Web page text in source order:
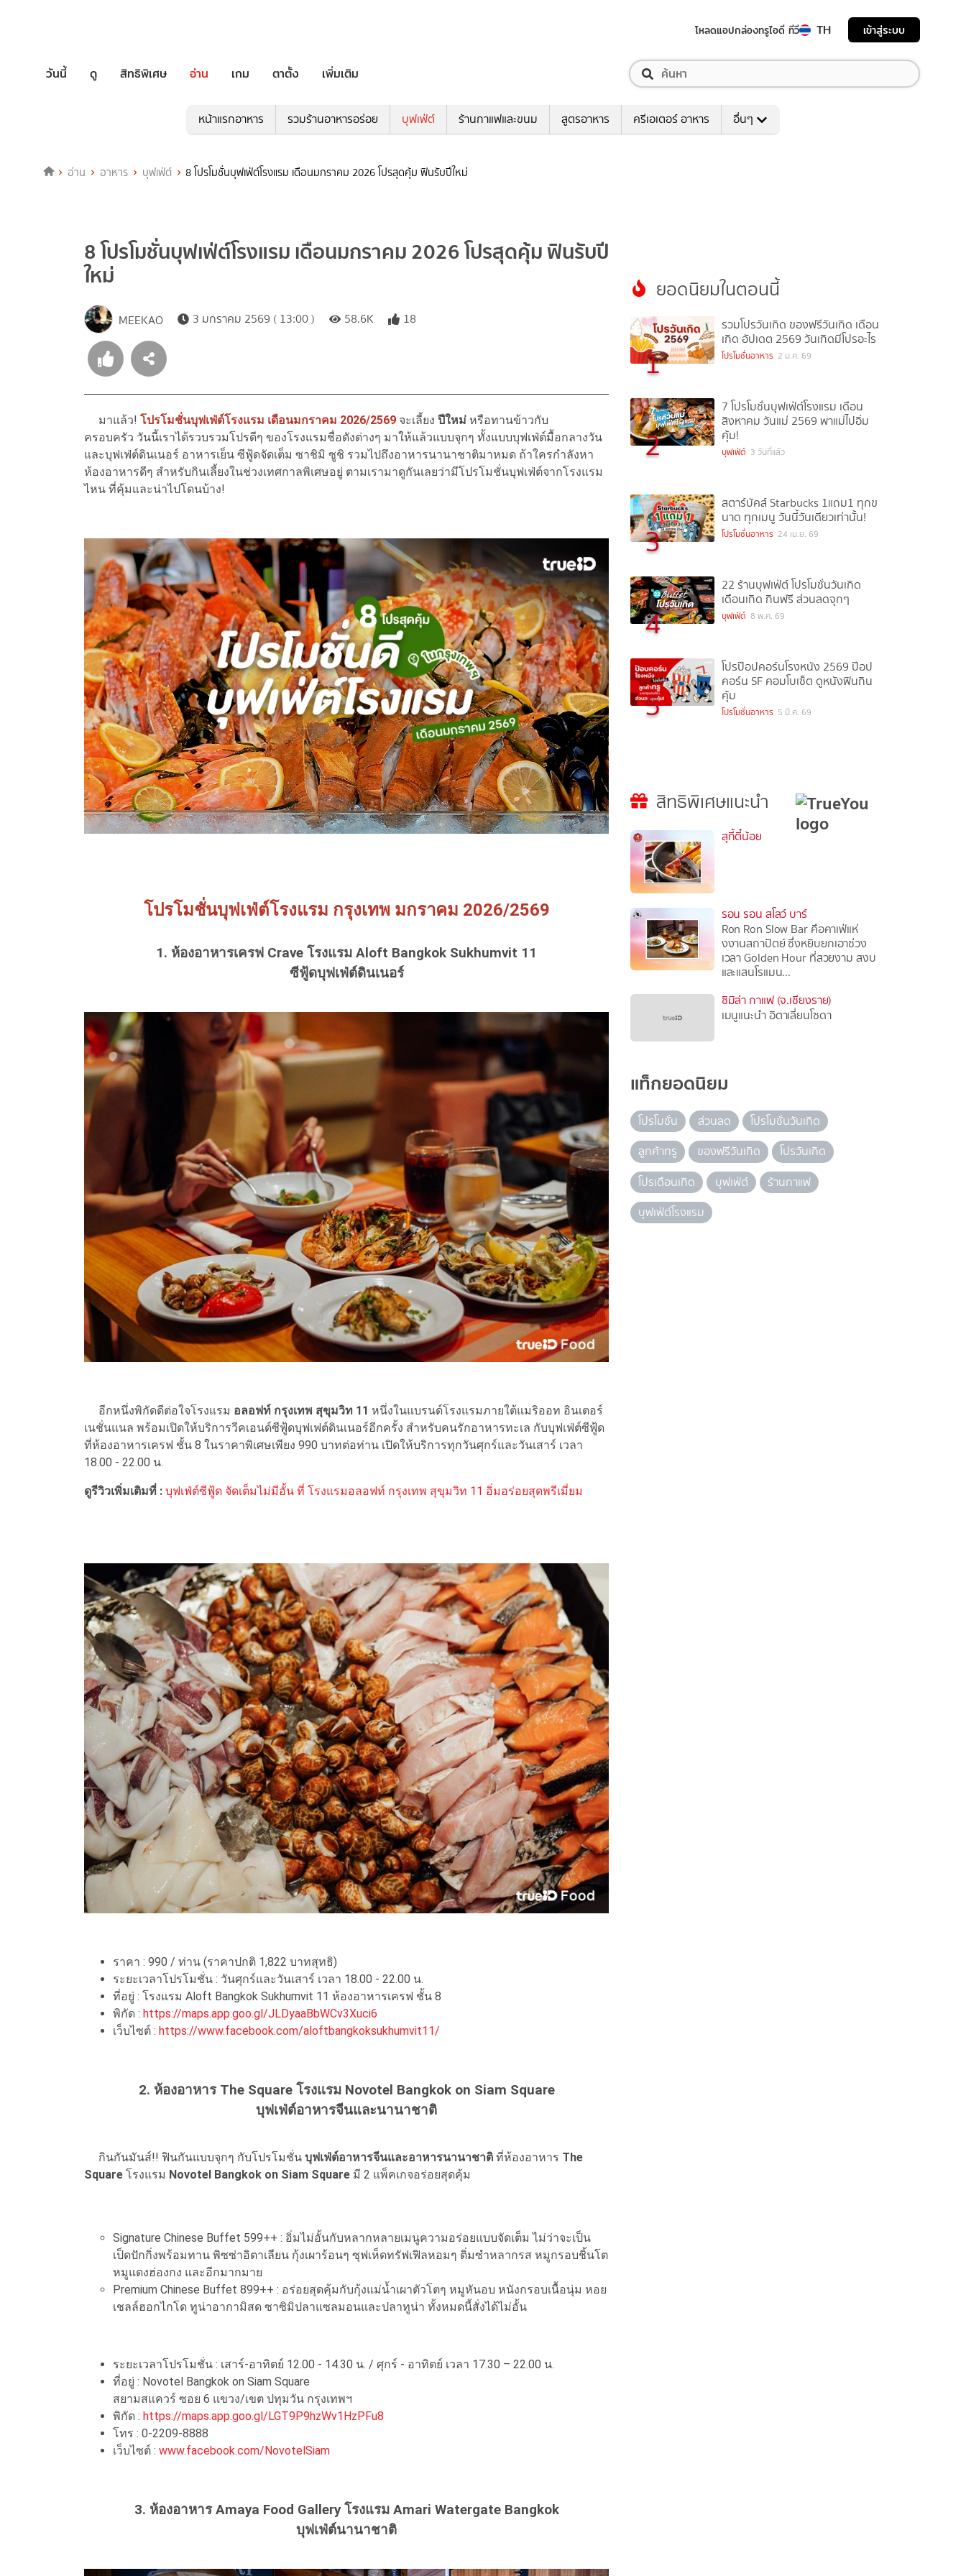
โหลดแอปกล่องทรูไอดี ทีวี TH เข้าสู่ระบบ
วันนี้ ดู สิทธิพิเศษ อ่าน เกม ตาตั้ง เพิ่มเติม
หน้าแรกอาหาร รวมร้านอาหารอร่อย บุฟเฟ่ต์ ร้านกาแฟและขนม สูตรอาหาร ครีเอเตอร์ อาหาร อื่นๆ
อ่าน อาหาร บุฟเฟ่ต์ 8 โปรโมชั่นบุฟเฟ่ต์โรงแรม เดือนมกราคม 2026 โปรสุดคุ้ม ฟินรับปีใหม่
8 โปรโมชั่นบุฟเฟ่ต์โรงแรม เดือนมกราคม 2026 โปรสุดคุ้ม ฟินรับปี
ใหม่
MEEKAO 3 มกราคม 2569 ( 13:00 ) 58.6K 18
มาแล้ว! โปรโมชั่นบุฟเฟ่ต์โรงแรม เดือนมกราคม 2026/2569 จะเลี้ยง ปีใหม่ หรือทานข้าวกับ
ครอบครัว วันนี้เราได้รวบรวมโปรดีๆ ของโรงแรมชื่อดังต่างๆ มาให้แล้วแบบจุกๆ ทั้งแบบบุฟเฟ่ต์มื้อกลางวัน
และบุฟเฟ่ต์ดินเนอร์ อาหารเย็น ซีฟู้ดจัดเต็ม ซาชิมิ ซูชิ รวมไปถึงอาหารนานาชาติมาหมด ถ้าใครกำลังหา
ห้องอาหารดีๆ สำหรับกินเลี้ยงในช่วงเทศกาลพิเศษอยู่ ตามเรามาดูกันเลยว่ามีโปรโมชั่นบุฟเฟ่ต์จากโรงแรม
ไหน ที่คุ้มและน่าไปโดนบ้าง!
โปรโมชั่นบุฟเฟ่ต์โรงแรม กรุงเทพ มกราคม 2026/2569
1. ห้องอาหารเครฟ Crave โรงแรม Aloft Bangkok Sukhumvit 11
ซีฟู้ดบุฟเฟ่ต์ดินเนอร์
อีกหนึ่งพิกัดดีต่อใจโรงแรม อลอฟท์ กรุงเทพ สุขุมวิท 11 หนึ่งในแบรนด์โรงแรมภายใต้แมริออท อินเตอร์
เนชั่นแนล พร้อมเปิดให้บริการวีคเอนด์ซีฟู้ดบุฟเฟต์ดินเนอร์อีกครั้ง สำหรับคนรักอาหารทะเล กับบุฟเฟ่ต์ซีฟู้ด
ที่ห้องอาหารเครฟ ชั้น 8 ในราคาพิเศษเพียง 990 บาทต่อท่าน เปิดให้บริการทุกวันศุกร์และวันเสาร์ เวลา
18.00 - 22.00 น.
ดูรีวิวเพิ่มเติมที่ : บุฟเฟ่ต์ซีฟู้ด จัดเต็มไม่มีอั้น ที่ โรงแรมอลอฟท์ กรุงเทพ สุขุมวิท 11 อิ่มอร่อยสุดพรีเมี่ยม
ราคา : 990 / ท่าน (ราคาปกติ 1,822 บาทสุทธิ)
ระยะเวลาโปรโมชั่น : วันศุกร์และวันเสาร์ เวลา 18.00 - 22.00 น.
ที่อยู่ : โรงแรม Aloft Bangkok Sukhumvit 11 ห้องอาหารเครฟ ชั้น 8
พิกัด : https://maps.app.goo.gl/JLDyaaBbWCv3Xuci6
เว็บไซต์ : https://www.facebook.com/aloftbangkoksukhumvit11/
2. ห้องอาหาร The Square โรงแรม Novotel Bangkok on Siam Square
บุฟเฟ่ต์อาหารจีนและนานาชาติ
กินกันมันส์!! ฟินกันแบบจุกๆ กับโปรโมชั่น บุฟเฟ่ต์อาหารจีนและอาหารนานาชาติ ที่ห้องอาหาร The
Square โรงแรม Novotel Bangkok on Siam Square มี 2 แพ็คเกจอร่อยสุดคุ้ม
Signature Chinese Buffet 599++ : อิ่มไม่อั้นกับหลากหลายเมนูความอร่อยแบบจัดเต็ม ไม่ว่าจะเป็น
เป็ดปักกิ่งพร้อมทาน พิซซ่าอิตาเลียน กุ้งเผาร้อนๆ ซุฟเห็ดทรัฟเฟิลหอมๆ ติ่มซำหลากรส หมูกรอบชิ้นโต
หมูแดงฮ่องกง และอีกมากมาย
Premium Chinese Buffet 899++ : อร่อยสุดคุ้มกับกุ้งแม่น้ำเผาตัวโตๆ หมูหันอบ หนังกรอบเนื้อนุ่ม หอย
เชลล์ฮอกไกโด ทูน่าอากามิสด ซาซิมิปลาแซลมอนและปลาทูน่า ทั้งหมดนี้สั่งได้ไม่อั้น
ระยะเวลาโปรโมชั่น : เสาร์-อาทิตย์ 12.00 - 14.30 น. / ศุกร์ - อาทิตย์ เวลา 17.30 – 22.00 น.
ที่อยู่ : Novotel Bangkok on Siam Square
สยามสแควร์ ซอย 6 แขวง/เขต ปทุมวัน กรุงเทพฯ
พิกัด : https://maps.app.goo.gl/LGT9P9hzWv1HzPFu8
โทร : 0-2209-8888
เว็บไซต์ : www.facebook.com/NovotelSiam
3. ห้องอาหาร Amaya Food Gallery โรงแรม Amari Watergate Bangkok
บุฟเฟ่ต์นานาชาติ
ยอดนิยมในตอนนี้
1
รวมโปรวันเกิด ของฟรีวันเกิด เดือน
เกิด อัปเดต 2569 วันเกิดมีโปรอะไร
โปรโมชั่นอาหาร 2 ม.ค. 69
2
7 โปรโมชั่นบุฟเฟ่ต์โรงแรม เดือน
สิงหาคม วันแม่ 2569 พาแม่ไปอิ่ม
คุ้ม!
บุฟเฟ่ต์ 3 วันที่แล้ว
3
สตาร์บัคส์ Starbucks 1แถม1 ทุกข
นาด ทุกเมนู วันนี้วันเดียวเท่านั้น!
โปรโมชั่นอาหาร 24 เม.ย. 69
4
22 ร้านบุฟเฟ่ต์ โปรโมชั่นวันเกิด
เดือนเกิด กินฟรี ส่วนลดจุกๆ
บุฟเฟ่ต์ 8 พ.ค. 69
5
โปรป๊อปคอร์นโรงหนัง 2569 ป๊อป
คอร์น SF คอมโบเซ็ต ดูหนังฟินกิน
คุ้ม
โปรโมชั่นอาหาร 5 มี.ค. 69
สิทธิพิเศษแนะนำ
สุกี้ตี๋น้อย
รอน รอน สโลว์ บาร์
Ron Ron Slow Bar คือคาเฟ่แห่
งงานสถาปัตย์ ซึ่งหยิบยกเอาช่วง
เวลา Golden Hour ที่สวยงาม สงบ
และแสนโรแมน...
ซิมิล่า กาแฟ (จ.เชียงราย)
เมนูแนะนำ อิตาเลี่ยนโซดา
แท็กยอดนิยม
โปรโมชั่น ส่วนลด
โปรโมชั่นวันเกิด
ลูกค้าทรู
ของฟรีวันเกิด
โปรวันเกิด
โปรเดือนเกิด
บุฟเฟ่ต์
ร้านกาแฟ
บุฟเฟ่ต์โรงแรม